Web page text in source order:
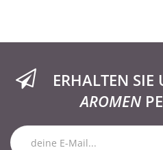
ERHALTEN SIE
AROMEN